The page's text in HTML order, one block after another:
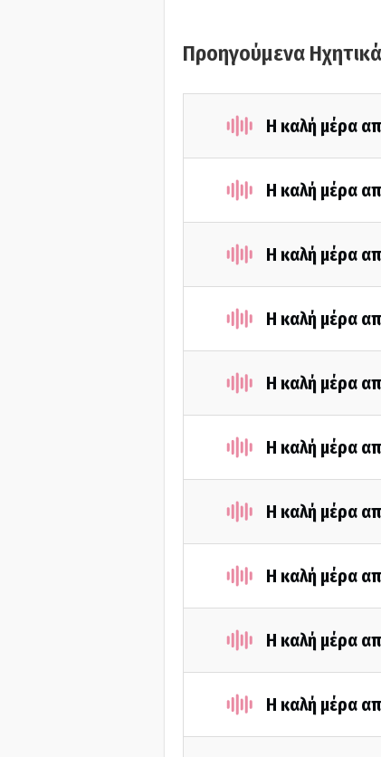
Προηγούμενα
Η καλή μέρα
Η καλή μέρα
Η καλή μέρα
Η καλή μέρα
Η καλή μέρα
Η καλή μέρα
Η καλή μέρα
Η καλή μέρα
Η καλή μέρα
Η καλή μέρα